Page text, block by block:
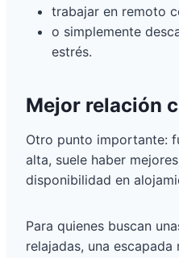
trabajar en remoto
o simplemente
estrés.
Mejor relación
Otro punto importante:
alta, suele haber
disponibilidad en
Para quienes buscan
relajadas, una